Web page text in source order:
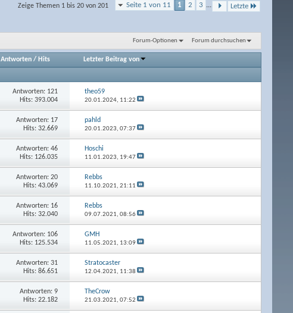
Seite 1 von 11 1 2 3 ... Letzte
Zeige Themen 1 bis 20 von 201
Forum-Optionen Forum durchsuchen
Antworten/ Hits Letzter Beitrag von
Antworten: 121
Hits: 393.004
theo59
20.01.2024, 11:22
Antworten: 17
Hits: 32.669
pahld
20.01.2023, 07:37
Antworten: 46
Hits: 126.035
Hoschi
11.01.2023, 19:47
Antworten: 20
Hits: 43.069
Rebbs
11.10.2021, 21:11
Antworten: 16
Hits: 32.040
Rebbs
09.07.2021, 08:56
Antworten: 106
Hits: 125.534
GMH
11.05.2021, 13:09
Antworten: 31
Hits: 86.651
Stratocaster
12.04.2021, 11:38
Antworten: 9
Hits: 22.182
TheCrow
21.03.2021, 07:52